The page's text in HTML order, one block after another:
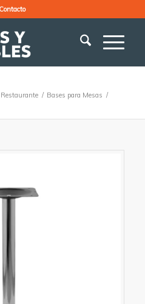
Contacto
Restaurante / Bases para Mesas /